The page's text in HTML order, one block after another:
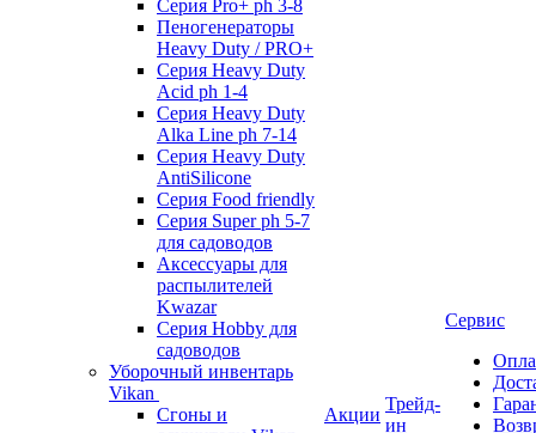
Серия Pro+ ph 3-8
Пеногенераторы
Heavy Duty / PRO+
Серия Heavy Duty
Acid ph 1-4
Серия Heavy Duty
Alka Line ph 7-14
Серия Heavy Duty
AntiSilicone
Серия Food friendly
Серия Super ph 5-7
для садоводов
Аксессуары для
распылителей
Kwazar
Серия Hobby для
садоводов
Уборочный инвентарь
Vikan
Сгоны и
Акции
Трейд-
ин
Сервис